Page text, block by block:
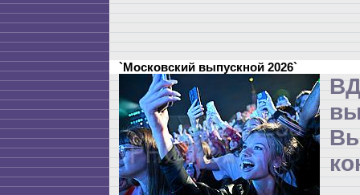
`Московский выпускной 2026`